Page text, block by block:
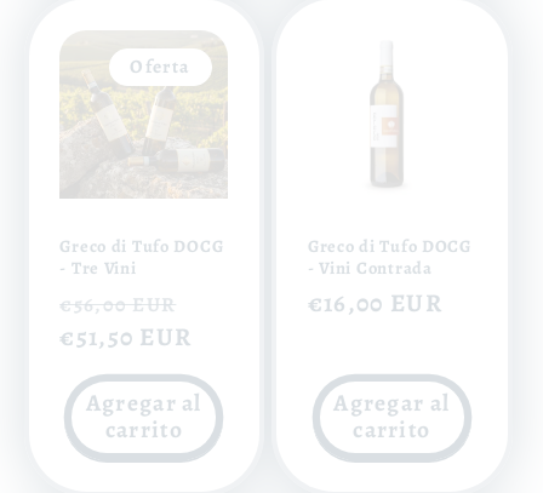
Oferta
Greco di Tufo DOCG
- Tre Vini
Precio
habitual
€56,00 EUR
oferta
€51,50 EUR
Agregar al
carrito
Greco di Tufo DOCG
- Vini Contrada
Precio
€16,00 EUR
Agregar al
carrito